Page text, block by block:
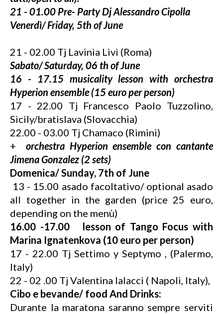
21 - 01.00 Pre- Party Dj Alessandro Cipolla
Venerdì/ Friday, 5th of June
21 - 02.00 Tj Lavinia Livi (Roma)
Sabato/ Saturday, 06 th of June
16 - 17.15 musicality lesson with orchestra
Hyperion ensemble (15 euro per person)
17 - 22.00 Tj Francesco Paolo Tuzzolino,
Sicily/bratislava (Slovacchia)
22.00 - 03.00 Tj Chamaco (Rimini)
+
orchestra Hyperion ensemble con cantante
Jimena Gonzalez (2 sets)
Domenica/ Sunday, 7th of June
13 - 15.00 asado facoltativo/ optional asado
all together in the garden (price 25 euro,
depending on the menù)
16.00 -17.00 lesson of Tango Focus with
Marina Ignatenkova (10 euro per person)
17 - 22.00 Tj Settimo y Septymo , (Palermo,
Italy)
22 - 02 .00 Tj Valentina Ialacci ( Napoli, Italy),
Cibo e bevande/ food And Drinks:
Durante la maratona saranno sempre serviti